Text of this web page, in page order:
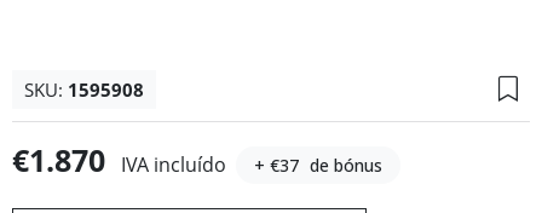
SKU: 1595908
€1.870 IVA incluído + €37 de bónus